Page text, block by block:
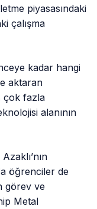
piyasasındaki
çalışma
kadar hangi
aktaran
çok fazla
alanının
öğrenciler de
görev ve
Metal